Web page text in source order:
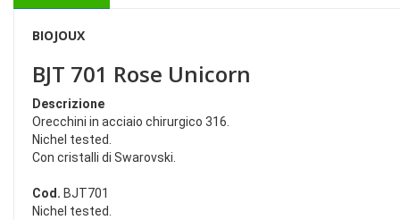
BIOJOUX
BJT 701 Rose Unicorn
Descrizione
Orecchini in acciaio chirurgico 316.
Nichel tested.
Con cristalli di Swarovski.
Cod. BJT701
Nichel tested.